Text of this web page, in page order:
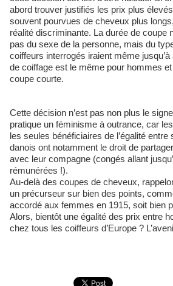
abord trouver justifiés les prix plus
souvent pourvues de cheveux plus
réalité discriminante. La durée de coupe
pas du sexe de la personne, mais du
coiffeurs interrogés iraient même
de coiffage est le même pour hommes
coupe courte.
Cette décision n’est pas non plus le signe que le Danemark
pratique un féminisme à outrance, car
les seules bénéficiaires de l’égalité
danois ont notamment le droit de
avec leur compagne (congés allant
rémunérées !).
Au-delà des coupes de cheveux,
un précurseur sur bien des points,
accordé aux femmes en 1915, soit bien
Alors, bientôt une égalité des prix entre
chez tous les coiffeurs d’Europe ?